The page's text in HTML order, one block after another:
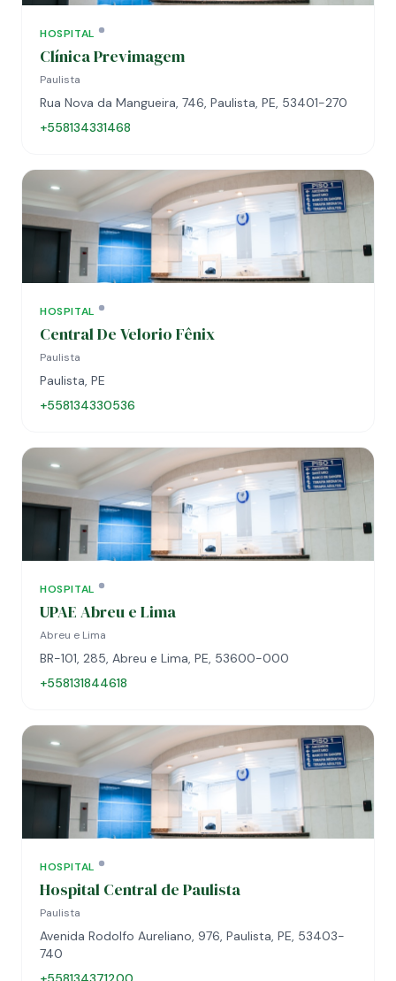
HOSPITAL
Clínica Previmagem
Paulista
Rua Nova da Mangueira, 746, Paulista, PE, 53401-270
+558134331468
HOSPITAL
Central De Velorio Fênix
Paulista
Paulista, PE
+558134330536
HOSPITAL
UPAE Abreu e Lima
Abreu e Lima
BR-101, 285, Abreu e Lima, PE, 53600-000
+558131844618
HOSPITAL
Hospital Central de Paulista
Paulista
Avenida Rodolfo Aureliano, 976, Paulista, PE, 53403-
740